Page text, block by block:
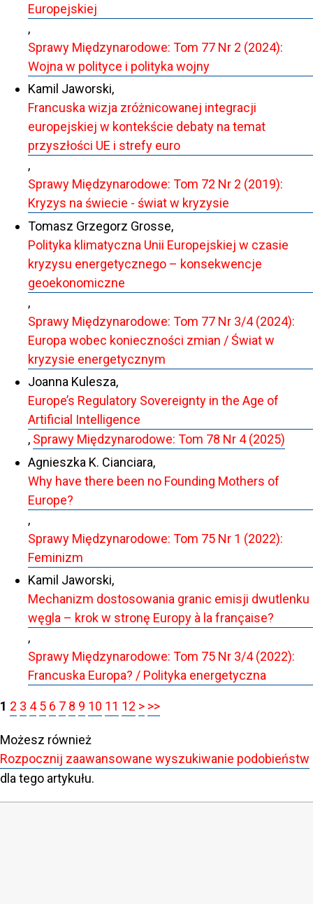
Europejskiej
,
Sprawy Międzynarodowe: Tom 77 Nr 2 (2024):
Wojna w polityce i polityka wojny
Kamil Jaworski,
Francuska wizja zróżnicowanej integracji
europejskiej w kontekście debaty na temat
przyszłości UE i strefy euro
,
Sprawy Międzynarodowe: Tom 72 Nr 2 (2019):
Kryzys na świecie - świat w kryzysie
Tomasz Grzegorz Grosse,
Polityka klimatyczna Unii Europejskiej w czasie
kryzysu energetycznego – konsekwencje
geoekonomiczne
,
Sprawy Międzynarodowe: Tom 77 Nr 3/4 (2024):
Europa wobec konieczności zmian / Świat w
kryzysie energetycznym
Joanna Kulesza,
Europe’s Regulatory Sovereignty in the Age of
Artificial Intelligence
, Sprawy Międzynarodowe: Tom 78 Nr 4 (2025)
Agnieszka K. Cianciara,
Why have there been no Founding Mothers of
Europe?
,
Sprawy Międzynarodowe: Tom 75 Nr 1 (2022):
Feminizm
Kamil Jaworski,
Mechanizm dostosowania granic emisji dwutlenku
węgla – krok w stronę Europy à la française?
,
Sprawy Międzynarodowe: Tom 75 Nr 3/4 (2022):
Francuska Europa? / Polityka energetyczna
1 2 3 4 5 6 7 8 9 10 11 12 > >>
Możesz również
Rozpocznij zaawansowane wyszukiwanie podobieństw
dla tego artykułu.